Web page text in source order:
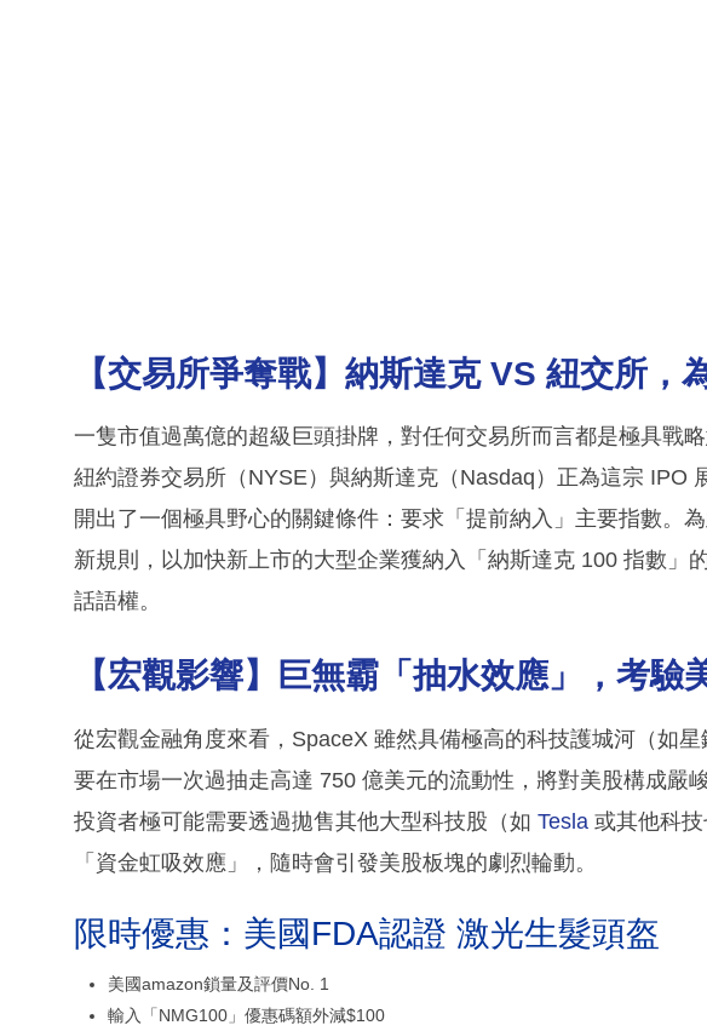
【交易所爭奪戰】納斯達克 VS 紐交所，
一隻市值過萬億的超級巨頭掛牌，對任何交易所而言都是極具戰
紐約證券交易所（NYSE）與納斯達克（Nasdaq）正為這宗 IPO
開出了一個極具野心的關鍵條件：要求「提前納入」主要指數。
新規則，以加快新上市的大型企業獲納入「納斯達克 100 指數」
話語權。
【宏觀影響】巨無霸「抽水效應」，考驗
從宏觀金融角度來看，SpaceX 雖然具備極高的科技護城河（如
要在市場一次過抽走高達 750 億美元的流動性，將對美股構成嚴
投資者極可能需要透過拋售其他大型科技股（如 Tesla 或其他科
「資金虹吸效應」，隨時會引發美股板塊的劇烈輪動。
限時優惠：美國FDA認證 激光生髮頭盔
美國amazon鎖量及評價No. 1
輸入「NMG100」優惠碼額外減$100